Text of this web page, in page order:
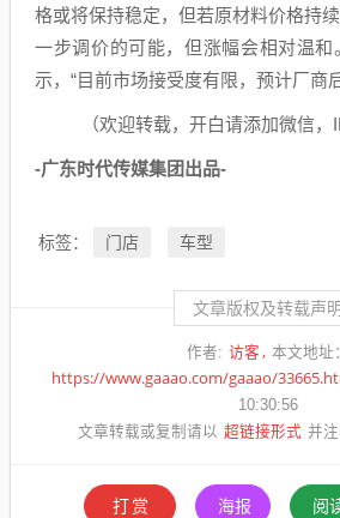
格或将保持稳定，但若原材料价格持
一步调价的可能，但涨幅会相对温和
示，“目前市场接受度有限，预计厂商
（欢迎转载，开白请添加微信，
-广东时代传媒集团出品-
标签： 门店 车型
文章版权及转载声明
作者: 访客 本文地址：
https://www.gaaao.com/gaaao/
10:30:56
文章转载或复制请以 超链接形式 并
打赏 海报 阅